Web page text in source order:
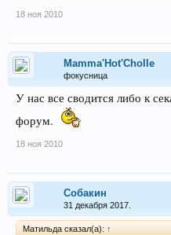
18 ноя 2010
Mamma'Hot'Cholle
фокусница
У нас все сводится либо к
форум.
18 ноя 2010
Собакин
31 декабря 2017.
Матильда сказал(а): ↑